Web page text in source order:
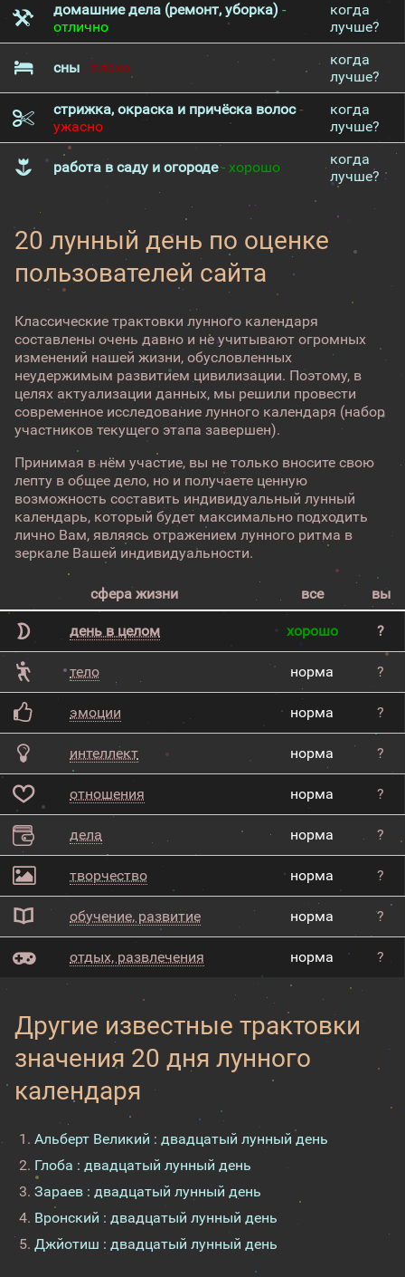
домашние дела (ремонт, уборка) -
отлично
когда
лучше?
сны - плохо
когда
лучше?
стрижка, окраска и причёска волос-
ужасно
когда
лучше?
работа в саду и огороде- хорошо
когда
лучше?
20 лунный день по оценке
пользователей сайта
Классические трактовки лунного календаря
составлены очень давно и не учитывают огромных
изменений нашей жизни, обусловленных
неудержимым развитием цивилизации. Поэтому, в
целях актуализации данных, мы решили провести
современное исследование лунного календаря (набор
участников текущего этапа завершен).
Принимая в нём участие, вы не только вносите свою
лепту в общее дело, но и получаете ценную
возможность составить индивидуальный лунный
календарь, который будет максимально подходить
лично Вам, являясь отражением лунного ритма в
зеркале Вашей индивидуальности.
сфера жизни все вы
день в целом хорошо ?
тело норма ?
эмоции норма ?
интеллект норма ?
отношения норма ?
дела норма ?
творчество норма ?
обучение, развитие норма ?
отдых, развлечения норма ?
Другие известные трактовки
значения 20 дня лунного
календаря
Альберт Великий : двадцатый лунный день
Глоба : двадцатый лунный день
Зараев : двадцатый лунный день
Вронский : двадцатый лунный день
Джйотиш : двадцатый лунный день